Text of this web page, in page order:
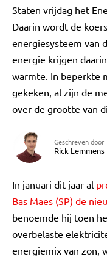
Staten vrijdag het
Daarin wordt de
energiesysteem van
energie krijgen
warmte. In beperkte
gekeken, al zijn de
over de grootte van
Geschreven door
Rick Lemmens
In januari dit jaar al
Bas Maes (SP) de
benoemde hij toen
overbelaste
energiemix van zon,